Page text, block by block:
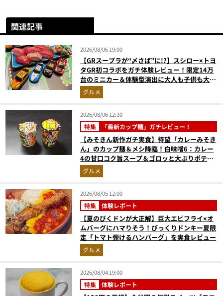
関連記事
2026/08/06 19:00
【GRスープラが“〆さば”に!?】スシロー×トヨ
タGR初コラボをガチ体験レビュー！限定14万
台のミニカー＆体験型演出に大人も子供も大興
奮間違いなし
グルメ
2026/08/06 12:30
特集 「最新カップ麺」ガチレビュー！
【みそきん新作ガチ実食】待望「カレーみそき
ん」のカップ麺＆メシ降臨！白味噌6：カレー
4の甘口コク旨スープ＆ゴロッと大ぶりポテト
に歓喜
グルメ
2026/08/05 12:00
特集 体験レポート
【夏のびくドンが大正解】巨大エビフライ×オ
ムバーグにハマりそう！びっくりドンキー夏限
定「トマト弾けるハンバーグ」を実食レビュー
グルメ
2026/08/04 19:00
特集 体験レポート